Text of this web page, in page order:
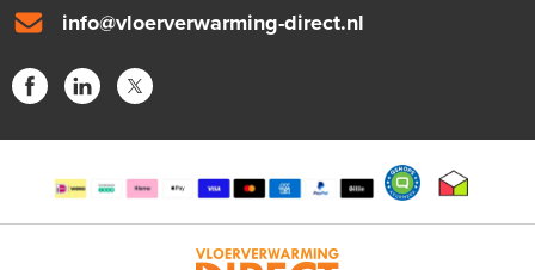
info@vloerverwarming-direct.nl